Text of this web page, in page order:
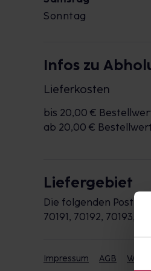
Sonntag
Infos zu
Lieferkosten
bis 20,00 €
ab 20,00 €
Liefergebiet
Die folgenden
70191, 70192, 70193,
Impressum AGB